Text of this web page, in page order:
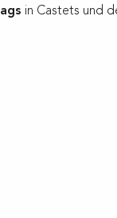
in Castets und